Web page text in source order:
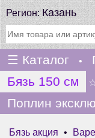
Регион:Казань
☰ Каталог •
Бязь 150 см
Поплин
Бязь акция •